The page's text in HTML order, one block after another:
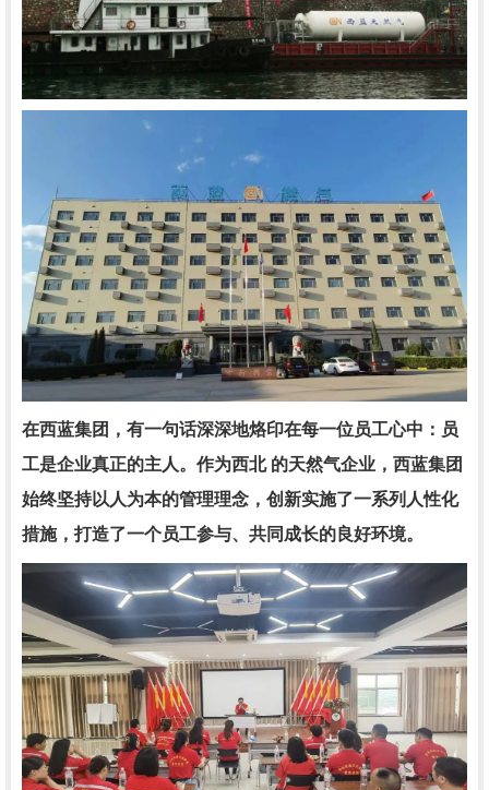
在西蓝集团，有一句话深深地烙印在每一位员工心中：员
工是企业真正的主人。作为西北 的天然气企业，西蓝集团
始终坚持以人为本的管理理念，创新实施了一系列人性化
措施，打造了一个员工参与、共同成长的良好环境。